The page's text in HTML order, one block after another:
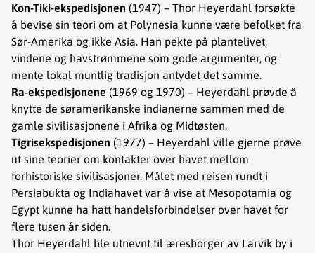
Kon-Tiki-ekspedisjonen (1947) – Thor Heyerdahl forsøkte
å bevise sin teori om at Polynesia kunne være befolket fra
Sør-Amerika og ikke Asia. Han pekte på plantelivet,
vindene og havstrømmene som gode argumenter, og
mente lokal muntlig tradisjon antydet det samme.
Ra-ekspedisjonene (1969 og 1970) – Heyerdahl prøvde å
knytte de søramerikanske indianerne sammen med de
gamle sivilisasjonene i Afrika og Midtøsten.
Tigrisekspedisjonen (1977) – Heyerdahl ville gjerne prøve
ut sine teorier om kontakter over havet mellom
forhistoriske sivilisasjoner. Målet med reisen rundt i
Persiabukta og Indiahavet var å vise at Mesopotamia og
Egypt kunne ha hatt handelsforbindelser over havet for
flere tusen år siden.
Thor Heyerdahl ble utnevnt til æresborger av Larvik by i